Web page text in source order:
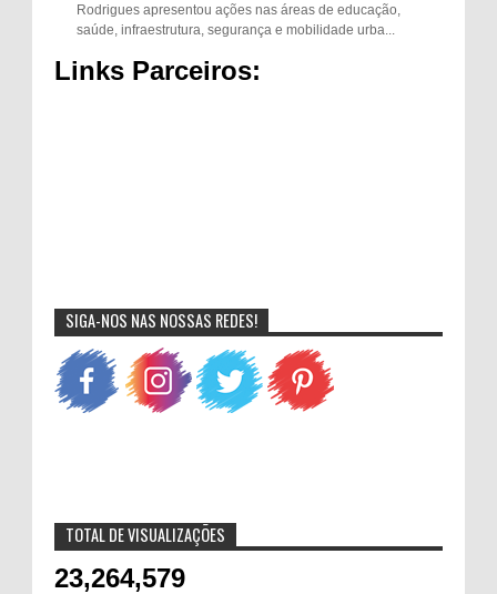
Rodrigues apresentou ações nas áreas de educação,
saúde, infraestrutura, segurança e mobilidade urba...
Links Parceiros:
SIGA-NOS NAS NOSSAS REDES!
TOTAL DE VISUALIZAÇÕES
23,264,579